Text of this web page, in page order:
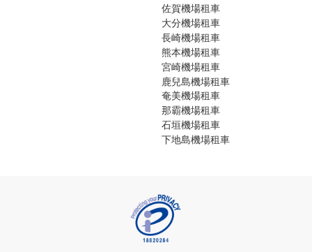
佐賀機場租車
大分機場租車
長崎機場租車
熊本機場租車
宮崎機場租車
鹿兒島機場租車
奄美機場租車
那霸機場租車
石垣機場租車
下地島機場租車